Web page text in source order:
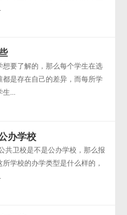
要了解的，那么每个学生在选
是存在自己的差异，而每所学
生...
办学校
共卫校是不是公办学校，那么报
学校的办学类型是什么样的，